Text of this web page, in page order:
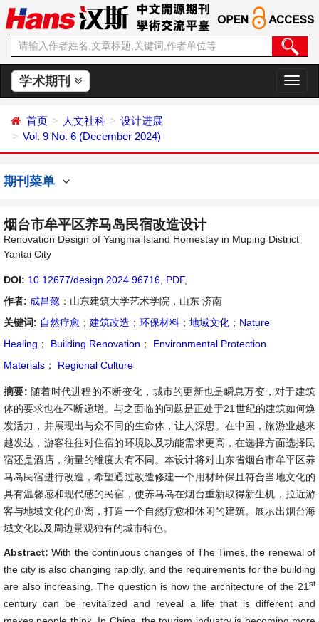
学术期刊
切
换
首页 人文社科
设计进展
Vol. 9 No. 6 (December 2024)
期刊菜单
烟台市牟平区养马岛民宿改造设计
Renovation Design of Yangma Island Homestay in Muping District
Yantai City
DOI: 10.12677/design.2024.96716 PDF,
作者: 成昌懿 ：山东建筑大学艺术学院，山东 济南
关键词: 自然疗愈 ； 建筑改造 ； 环保材料 ； 地域文化 ； Nature
Healing ； Building Renovation ；
Environmental Protection
Materials ； Regional Culture
摘要: 随着时代进程的不断变化，城市的更新也是瞬息万变，对于建筑
体的要求也在不断递增。与之面临的问题是正处于21世纪的建筑如何焕
发活力，并展现出与众不同的生命体，让人深思。在中国，旅游业越来
越发达，游客往往对住宿的环境以及功能需求更高，在选择方面选择民
宿还是酒店，衡量的维度大有不同。本设计将对山东省烟台市牟平区养
马岛民宿进行改造，希望通过改造修建一个用材环保且符合当地文化的
具有温馨感和现代感的民宿，使养马岛在烟台重新取得新生机，拉近游
客与地域文化的距离，打造一个自然疗愈和休闲的建筑。展示出烟台海
域文化以及周边景观独有的城市特色。
Abstract:With the continuous changes of The Times, the renewal of
the city is also changing rapidly, and the requirements for the building
are also increasing. The question is how the architecture of the 21 st
century can be revitalized and reveal a life that is different and